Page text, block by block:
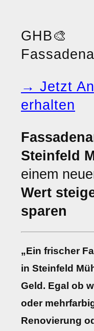
GHB🎨
→ Jetzt
erhalten
Steinfeld
einem
Wert
sparen
„Ein frischer
in Steinfeld
Geld. Egal ob
oder
Renovierung